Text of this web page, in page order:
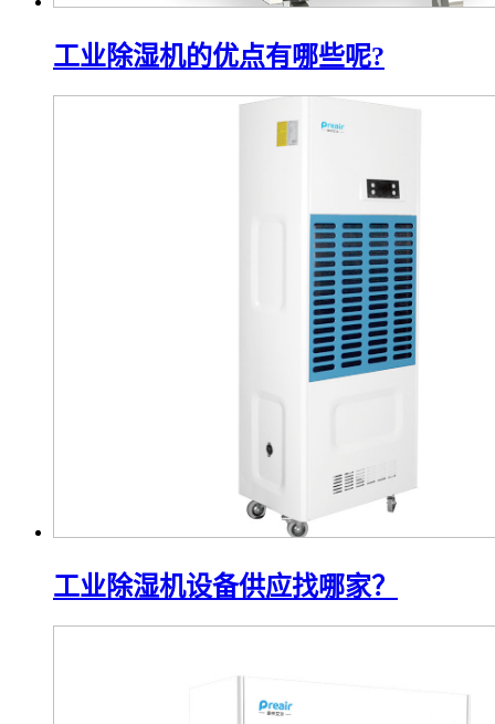
工业除湿机的优点有哪些呢?
工业除湿机设备供应找哪家？